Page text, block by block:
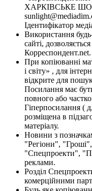
ХАРКІВСЬКЕ
Ідентифікатор
Використання
сайті,
Корреспондент.net.
При копіюванні
і світу» , для
відкрите для
Посилання має
повного або
Гіперпосилання (
розміщена в
матеріалу.
Новини з
"Регіони",
"Спецпроекти",
реклами.
Розділ
комерційними